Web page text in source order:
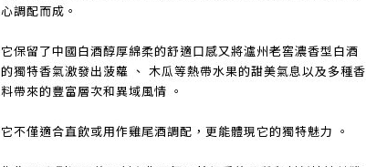
心調配而成。
它保留了中國白酒醇厚綿柔的舒適口感又將瀘州老窖濃香型白酒
的獨特香氣激發出菠蘿 、 木瓜等熱帶水果的甜美氣息以及多種香
料帶來的豐富層次和異域風情 。
它不僅適合直飲或用作雞尾酒調配，更能體現它的獨特魅力 。